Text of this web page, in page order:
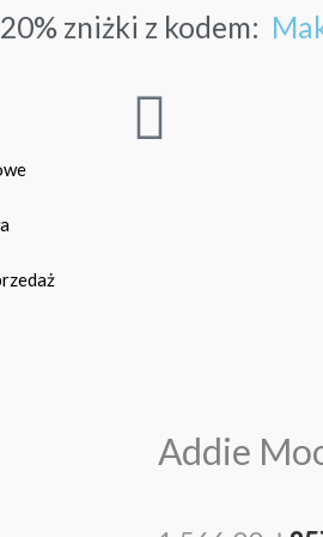
20% zniżki z kodem:
Addie